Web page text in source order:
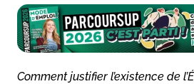
Comment justifier l’existence de